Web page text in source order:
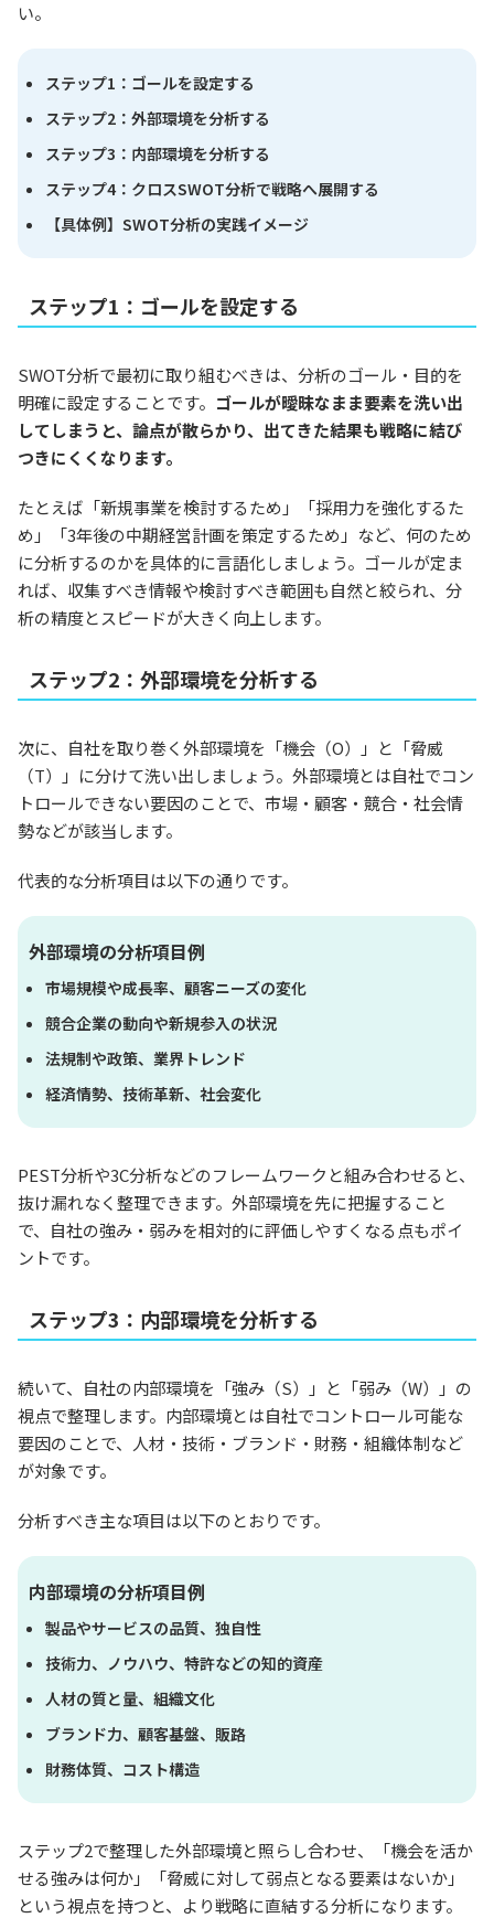
い。
ステップ1：ゴールを設定する
ステップ2：外部環境を分析する
ステップ3：内部環境を分析する
ステップ4：クロスSWOT分析で戦略へ展開する
【具体例】SWOT分析の実践イメージ
ステップ1：ゴールを設定する
SWOT分析で最初に取り組むべきは、分析のゴール・目的を
明確に設定することです。 ゴールが曖昧なまま要素を洗い出
してしまうと、論点が散らかり、出てきた結果も戦略に結び
つきにくくなります。
たとえば「新規事業を検討するため」「採用力を強化するた
め」「3年後の中期経営計画を策定するため」など、何のため
に分析するのかを具体的に言語化しましょう。ゴールが定ま
れば、収集すべき情報や検討すべき範囲も自然と絞られ、分
析の精度とスピードが大きく向上します。
ステップ2：外部環境を分析する
次に、自社を取り巻く外部環境を「機会（O）」と「脅威
（T）」に分けて洗い出しましょう。外部環境とは自社でコン
トロールできない要因のことで、市場・顧客・競合・社会情
勢などが該当します。
代表的な分析項目は以下の通りです。
外部環境の分析項目例
市場規模や成長率、顧客ニーズの変化
競合企業の動向や新規参入の状況
法規制や政策、業界トレンド
経済情勢、技術革新、社会変化
PEST分析や3C分析などのフレームワークと組み合わせると、
抜け漏れなく整理できます。外部環境を先に把握すること
で、自社の強み・弱みを相対的に評価しやすくなる点もポイ
ントです。
ステップ3：内部環境を分析する
続いて、自社の内部環境を「強み（S）」と「弱み（W）」の
視点で整理します。内部環境とは自社でコントロール可能な
要因のことで、人材・技術・ブランド・財務・組織体制など
が対象です。
分析すべき主な項目は以下のとおりです。
内部環境の分析項目例
製品やサービスの品質、独自性
技術力、ノウハウ、特許などの知的資産
人材の質と量、組織文化
ブランド力、顧客基盤、販路
財務体質、コスト構造
ステップ2で整理した外部環境と照らし合わせ、「機会を活か
せる強みは何か」「脅威に対して弱点となる要素はないか」
という視点を持つと、より戦略に直結する分析になります。